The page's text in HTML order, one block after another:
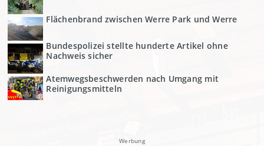
Flächenbrand zwischen Werre Park und Werre
Bundespolizei stellte hunderte Artikel ohne
Nachweis sicher
Atemwegsbeschwerden nach Umgang mit
Reinigungsmitteln
Werbung